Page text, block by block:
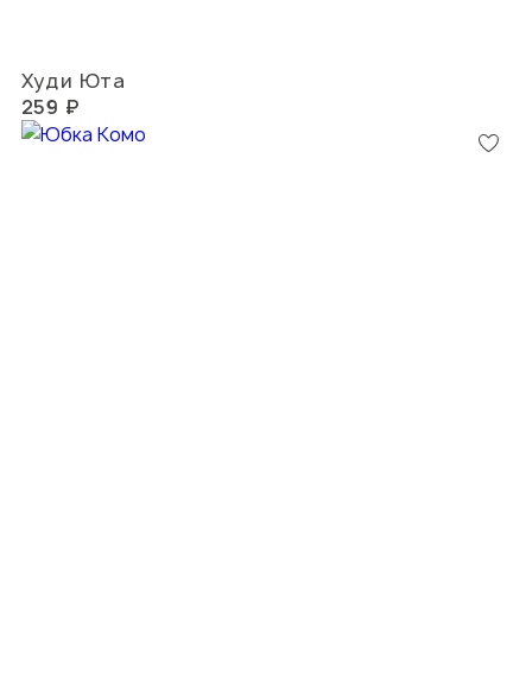
Худи Юта
259 ₽